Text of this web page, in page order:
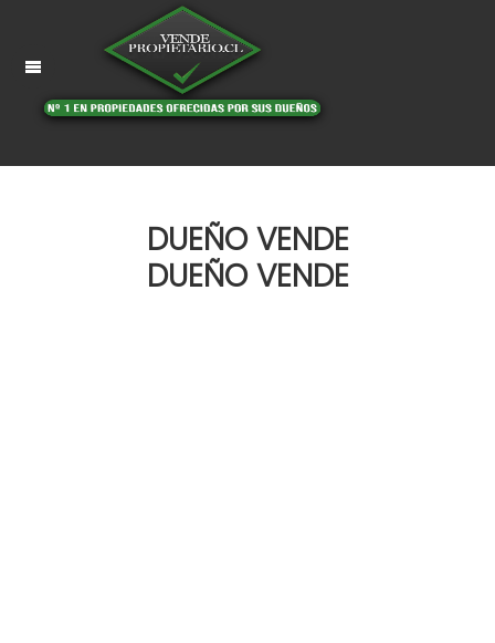
DUEÑO VENDE
DUEÑO VENDE